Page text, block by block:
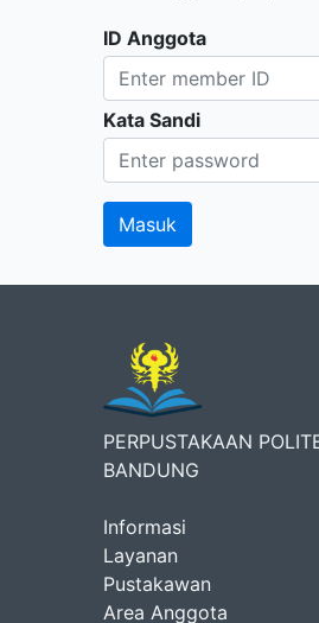
ID Anggota
Kata Sandi
PERPUSTAKAAN
BANDUNG
Informasi
Layanan
Pustakawan
Area Anggota